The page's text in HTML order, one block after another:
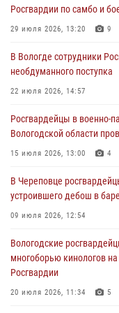
ЗА МИНУВШУЮ НЕДЕЛЮ
ОХРАНЫ РОСГВАРДИИ В
02 августа 2026, 10:37
Росгвардейцы в г.
31 июля 2026, 06:43
В Вологде стартовал
29 июля 2026, 13:20
Росгвардии по самбо и
29 июля 2026, 13:20 9
В Вологде сотрудники
необдуманного поступка
22 июля 2026, 14:57
Росгвардейцы в военно-
Вологодской области
15 июля 2026, 13:00 4
В Череповце
устроившего дебош в баре
09 июля 2026, 12:54
Вологодские
многоборью кинологов
Росгвардии
20 июля 2026, 11:34 5